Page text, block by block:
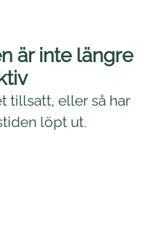
är inte längre
tillsatt, eller så har
löpt ut.